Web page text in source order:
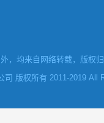
，均来自网络转载，版权
版权所有 2011-2019